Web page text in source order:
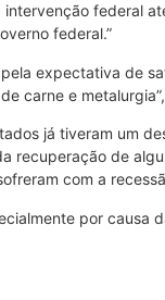
federal
federal.”
expectativa de
carne e
já tiveram um
recuperação de
com a
por